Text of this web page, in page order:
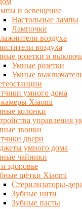
и освещение
Настольные лампы
Лампочки
воздуха
воздуха
розетки и
Умные розетки
Умные
умного дома
Xiaomi
колонки
управления
звонки
двери
умного дома
чайники
здоровье
щётки Xiaomi
Стерилизаторы-
Зубные нити
Зубные пасты